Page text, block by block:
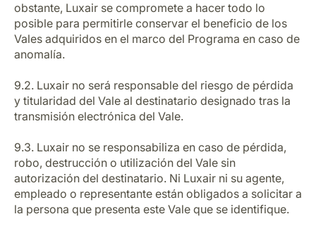
obstante, Luxair se compromete a hacer todo lo
posible para permitirle conservar el beneficio de los
Vales adquiridos en el marco del Programa en caso de
anomalía.
9.2. Luxair no será responsable del riesgo de pérdida
y titularidad del Vale al destinatario designado tras la
transmisión electrónica del Vale.
9.3. Luxair no se responsabiliza en caso de pérdida,
robo, destrucción o utilización del Vale sin
autorización del destinatario. Ni Luxair ni su agente,
empleado o representante están obligados a solicitar a
la persona que presenta este Vale que se identifique.